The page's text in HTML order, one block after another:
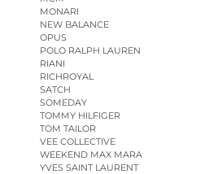
MONARI
NEW BALANCE
OPUS
POLO RALPH LAUREN
RIANI
RICHROYAL
SATCH
SOMEDAY
TOMMY HILFIGER
TOM TAILOR
VEE COLLECTIVE
WEEKEND MAX MARA
YVES SAINT LAURENT